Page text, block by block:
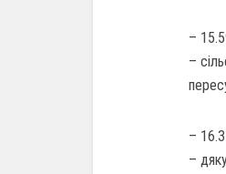
–
–
–
–